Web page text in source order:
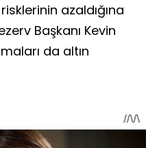
azaldığına
Başkanı Kevin
da altın